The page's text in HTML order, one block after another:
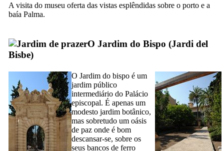
A visita do museu oferta das vistas esplêndidas sobre o porto e a
baía Palma.
O Jardim do Bispo (Jardi del
Bisbe)
O Jardim do bispo é um
jardim público
intermediário do Palácio
episcopal. É apenas um
modesto jardim botânico,
mas sobretudo um oásis
de paz onde é bom
descansar-se, sobre os
seus bancos de ferro